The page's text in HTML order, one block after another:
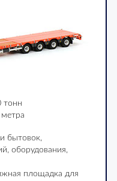
тонн
бытовок,
оборудования,
площадка для